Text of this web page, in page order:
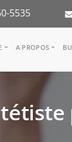
5535
A PROPOS
Notre
Notre